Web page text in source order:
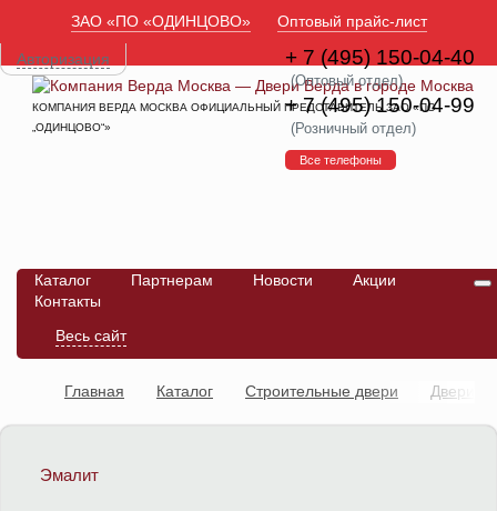
ЗАО «ПО «ОДИНЦОВО» Оптовый прайс-лист
Авторизация
КОМПАНИЯ ВЕРДА МОСКВА ОФИЦИАЛЬНЫЙ ПРЕДСТАВИТЕЛЬ ЗАО «ПО
„ОДИНЦОВО“»
+ 7 (495) 150-04-40
(Оптовый отдел)
+ 7 (495) 150-04-99
(Розничный отдел)
Все телефоны
Каталог Партнерам Новости
Акции
Контакты
Весь сайт
Главная Каталог Строительные двери
Двери
Эмалит